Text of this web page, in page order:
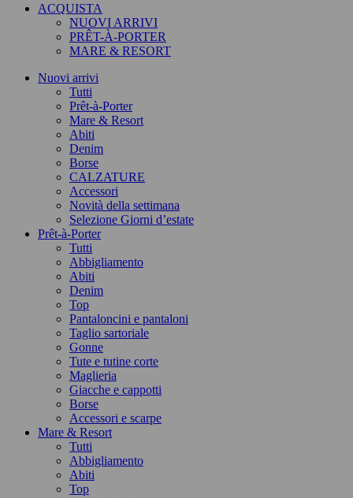
ACQUISTA
NUOVI ARRIVI
PRÊT-À-PORTER
MARE & RESORT
Nuovi arrivi
Tutti
Prêt-à-Porter
Mare & Resort
Abiti
Denim
Borse
CALZATURE
Accessori
Novità della settimana
Selezione Giorni d’estate
Prêt-à-Porter
Tutti
Abbigliamento
Abiti
Denim
Top
Pantaloncini e pantaloni
Taglio sartoriale
Gonne
Tute e tutine corte
Maglieria
Giacche e cappotti
Borse
Accessori e scarpe
Mare & Resort
Tutti
Abbigliamento
Abiti
Top